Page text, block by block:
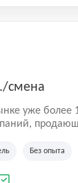
смена
уже более
5
Ozon,
Без опыта